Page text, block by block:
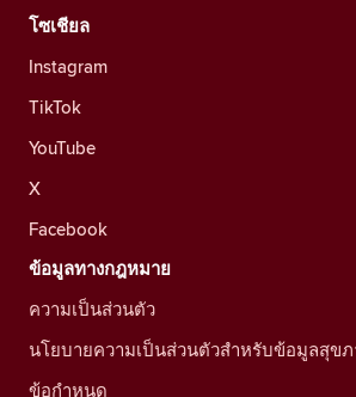
โซเชียล
Instagram
TikTok
YouTube
X
Facebook
ข้อมูลทางกฎหมาย
ความเป็นส่วนตัว
นโยบายความเป็นส่วนตัวสำหรับข้อมูลสุข
ข้อกำหนด